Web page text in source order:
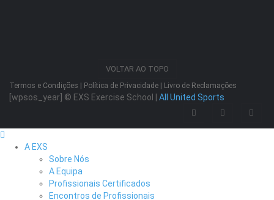
VOLTAR AO TOPO
Termos e Condições Política de Privacidade Livro de Reclamações
[wpsos_year] © EXS Exercise School | All United Sports
A EXS
Sobre Nós
A Equipa
Profissionais Certificados
Encontros de Profissionais